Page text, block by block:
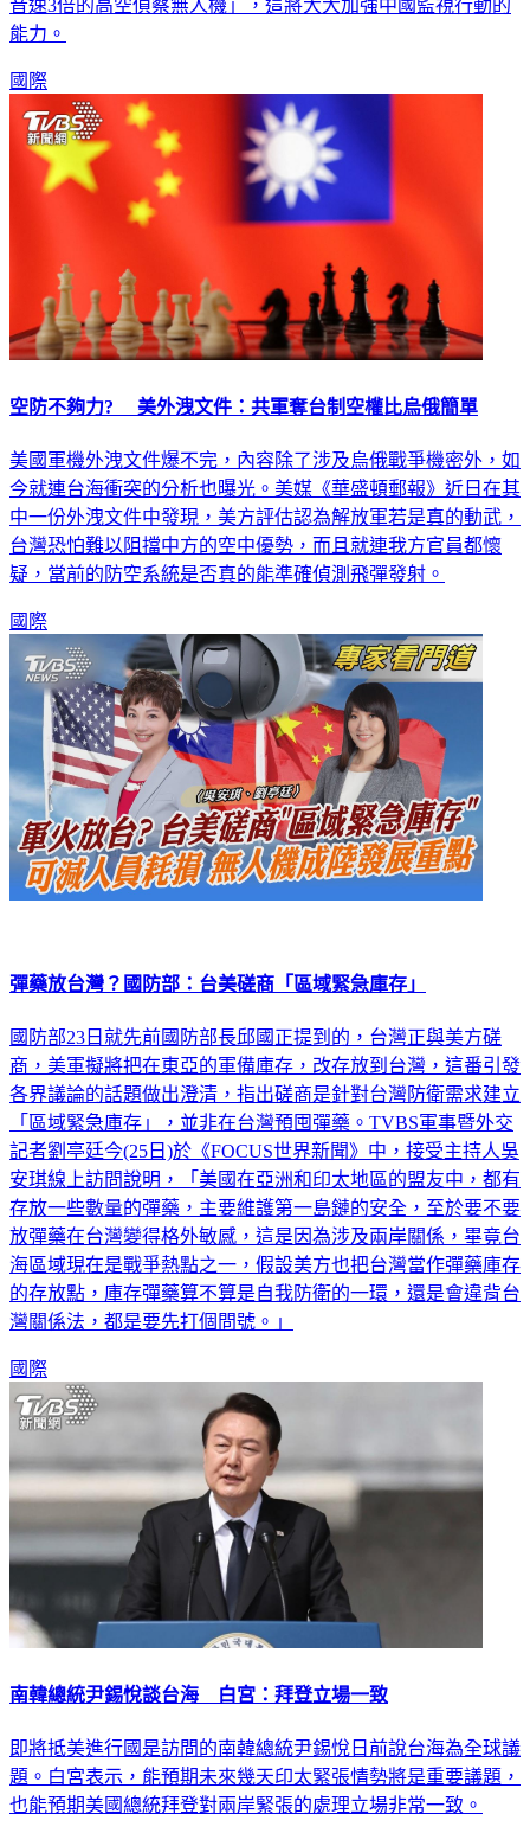
音速3倍的高空偵察無人機」，這將大大加強中國監視行動的
能力。
國際
空防不夠力? 美外洩文件：共軍奪台制空權比烏俄簡單
美國軍機外洩文件爆不完，內容除了涉及烏俄戰爭機密外，如
今就連台海衝突的分析也曝光。美媒《華盛頓郵報》近日在其
中一份外洩文件中發現，美方評估認為解放軍若是真的動武，
台灣恐怕難以阻擋中方的空中優勢，而且就連我方官員都懷
疑，當前的防空系統是否真的能準確偵測飛彈發射。
國際
彈藥放台灣？國防部：台美磋商「區域緊急庫存」
國防部23日就先前國防部長邱國正提到的，台灣正與美方磋
商，美軍擬將把在東亞的軍備庫存，改存放到台灣，這番引發
各界議論的話題做出澄清，指出磋商是針對台灣防衛需求建立
「區域緊急庫存」，並非在台灣預囤彈藥。TVBS軍事暨外交
記者劉亭廷今(25日)於《FOCUS世界新聞》中，接受主持人吳
安琪線上訪問說明，「美國在亞洲和印太地區的盟友中，都有
存放一些數量的彈藥，主要維護第一島鏈的安全，至於要不要
放彈藥在台灣變得格外敏感，這是因為涉及兩岸關係，畢竟台
海區域現在是戰爭熱點之一，假設美方也把台灣當作彈藥庫存
的存放點，庫存彈藥算不算是自我防衛的一環，還是會違背台
灣關係法，都是要先打個問號。」
國際
南韓總統尹錫悅談台海 白宮：拜登立場一致
即將抵美進行國是訪問的南韓總統尹錫悅日前說台海為全球議
題。白宮表示，能預期未來幾天印太緊張情勢將是重要議題，
也能預期美國總統拜登對兩岸緊張的處理立場非常一致。